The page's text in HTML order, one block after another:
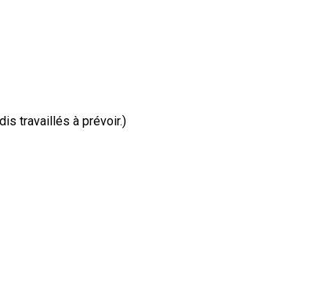
travaillés à prévoir.)